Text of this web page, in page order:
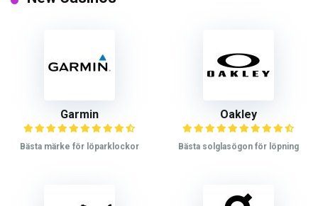
Garmin
Bästa märke för löparklockor
Oakley
Bästa solglasögon för löpning